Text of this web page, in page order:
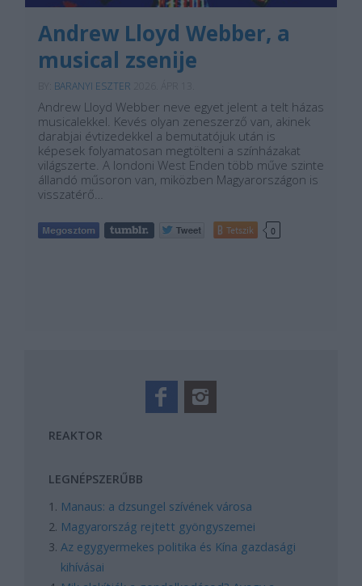
Andrew Lloyd Webber, a
musical zsenije
BARANYI ESZTER
Andrew Lloyd Webber neve egyet jelent a telt házas
musicalekkel. Kevés olyan zeneszerző van, akinek
darabjai évtizedekkel a bemutatójuk után is
képesek folyamatosan megtölteni a színházakat
világszerte. A londoni West Enden több műve szinte
állandó műsoron van, miközben Magyarországon is
visszatérő…
Tetszik 0
REAKTOR
LEGNÉPSZERŰBB
Manaus: a dzsungel szívének városa
Magyarország rejtett gyöngyszemei
Az egygyermekes politika és Kína gazdasági
kihívásai